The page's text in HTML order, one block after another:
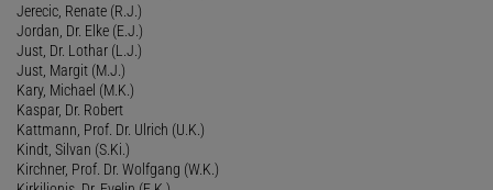
Jerecic, Renate (R.J.)
Jordan, Dr. Elke (E.J.)
Just, Dr. Lothar (L.J.)
Just, Margit (M.J.)
Kary, Michael (M.K.)
Kaspar, Dr. Robert
Kattmann, Prof. Dr. Ulrich (U.K.)
Kindt, Silvan (S.Ki.)
Kirchner, Prof. Dr. Wolfgang (W.K.)